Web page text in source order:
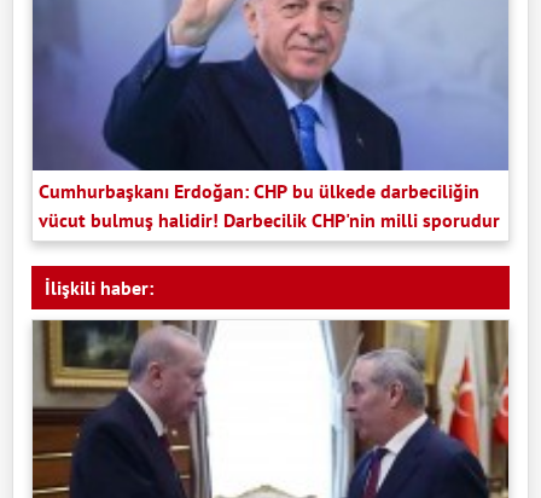
Cumhurbaşkanı Erdoğan: CHP bu ülkede darbeciliğin
vücut bulmuş halidir! Darbecilik CHP'nin milli sporudur
İlişkili haber: